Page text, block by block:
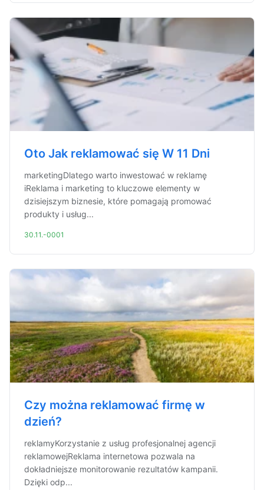
Oto Jak reklamować się W 11 Dni
marketingDlatego warto inwestować w reklamę
iReklama i marketing to kluczowe elementy w
dzisiejszym biznesie, które pomagają promować
produkty i usług...
30.11.-0001
Czy można reklamować firmę w
dzień?
reklamyKorzystanie z usług profesjonalnej agencji
reklamowejReklama internetowa pozwala na
dokładniejsze monitorowanie rezultatów kampanii.
Dzięki odp...